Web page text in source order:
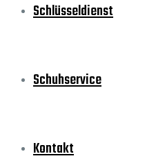
Schlüsseldienst
Schuhservice
Kontakt